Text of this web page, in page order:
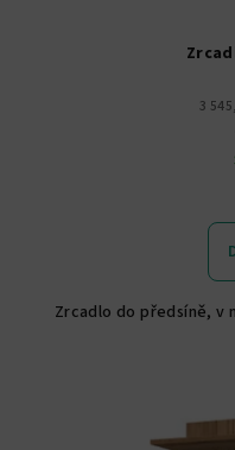
3
Zrcadlo do předsíně, v